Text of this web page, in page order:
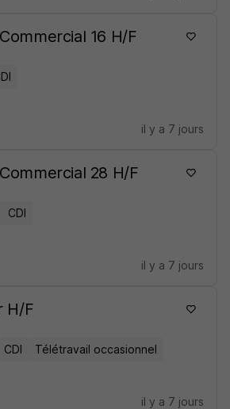
16 H/F
il y a 7 jours
28 H/F
CDI
il y a 7 jours
H/F
CDI Télétravail occasionnel
il y a 7 jours